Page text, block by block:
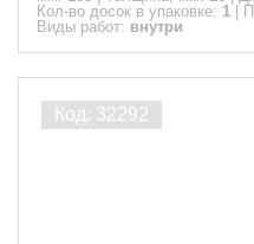
Кол-во досок в упаковке: 1
Виды работ: внутри